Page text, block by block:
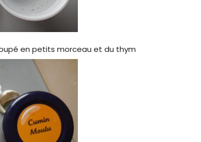
en petits morceau et du thym